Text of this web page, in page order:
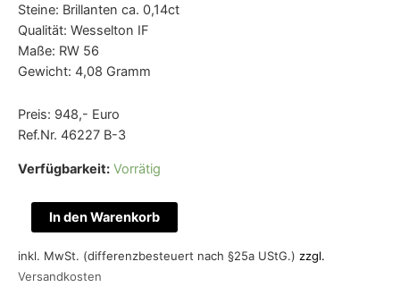
Steine: Brillanten ca. 0,14ct
Qualität: Wesselton IF
Maße: RW 56
Gewicht: 4,08 Gramm
Preis: 948,- Euro
Ref.Nr. 46227 B-3
Verfügbarkeit: Vorrätig
Weiß
2
In den Warenkorb
inkl. MwSt. (differenzbesteuert nach §25a UStG.) zzgl.
Versandkosten